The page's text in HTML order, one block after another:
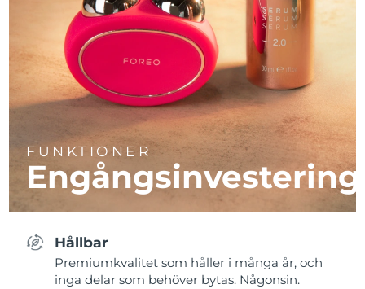
FUNKTIONER
Engångsinvestering
Hållbar
Premiumkvalitet som håller i många år, och
inga delar som behöver bytas. Någonsin.